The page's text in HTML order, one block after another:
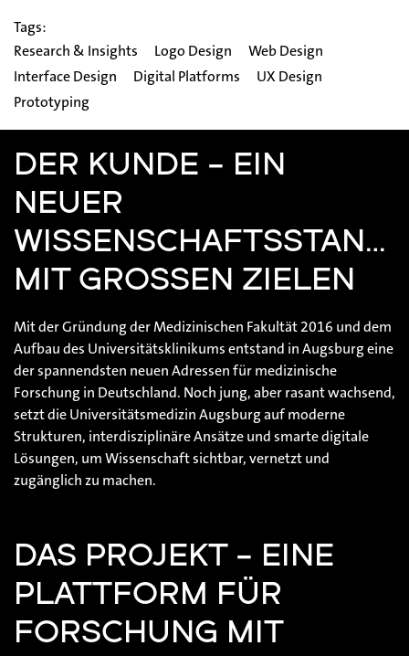
Tags:
Research & Insights
Logo Design
Web Design
Interface Design
Digital Platforms
UX Design
Prototyping
DER KUNDE – EIN
NEUER
MIT GROSSEN ZIELEN
Mit der Gründung der Medizinischen Fakultät 2016 und dem
Aufbau des Universitätsklinikums entstand in Augsburg eine
der spannendsten neuen Adressen für medizinische
Forschung in Deutschland. Noch jung, aber rasant wachsend,
setzt die Universitätsmedizin Augsburg auf moderne
Strukturen, interdisziplinäre Ansätze und smarte digitale
Lösungen, um Wissenschaft sichtbar, vernetzt und
zugänglich zu machen.
DAS PROJEKT – EINE
PLATTFORM FÜR
FORSCHUNG MIT